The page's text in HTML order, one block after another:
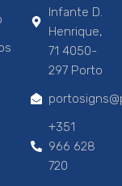
Infante D.
Henrique,
71 4050-
297 Porto
+351
966 628
720